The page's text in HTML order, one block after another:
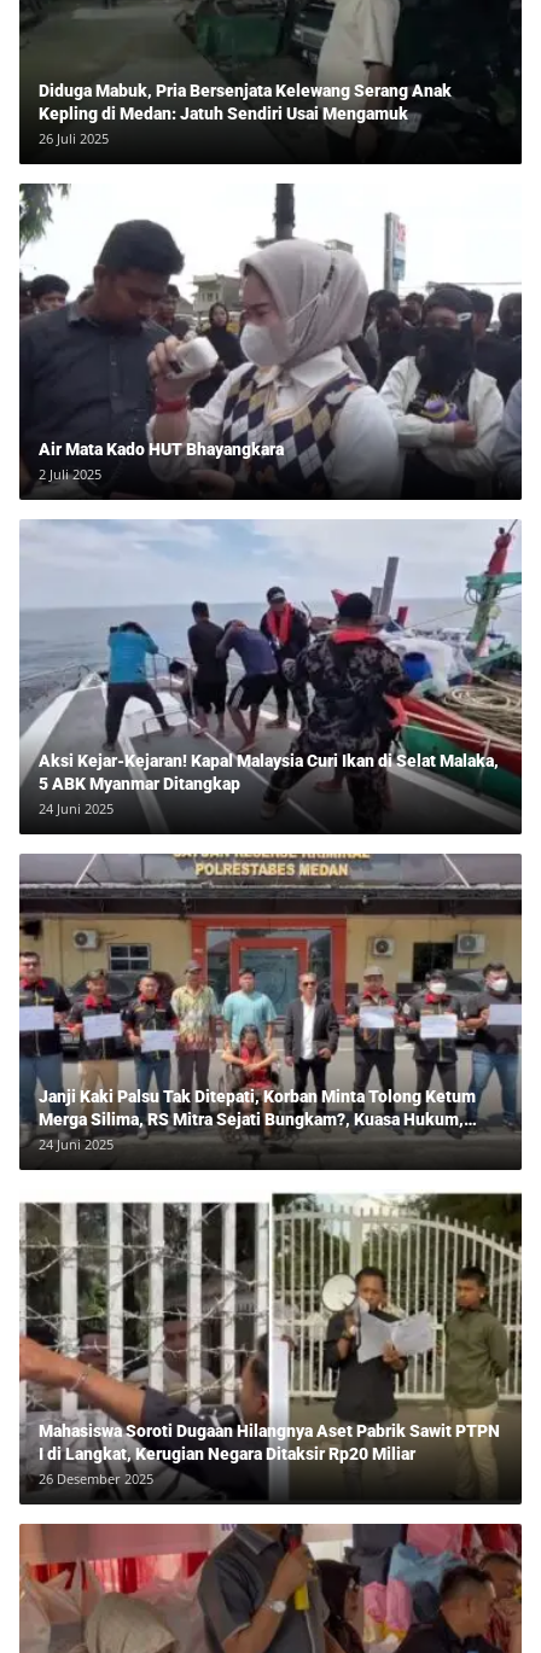
Diduga Mabuk, Pria Bersenjata Kelewang Serang Anak
Kepling di Medan: Jatuh Sendiri Usai Mengamuk
26 Juli 2025
Air Mata Kado HUT Bhayangkara
2 Juli 2025
Aksi Kejar-Kejaran! Kapal Malaysia Curi Ikan di Selat Malaka,
5 ABK Myanmar Ditangkap
24 Juni 2025
Janji Kaki Palsu Tak Ditepati, Korban Minta Tolong Ketum
Merga Silima, RS Mitra Sejati Bungkam?, Kuasa Hukum,
Hans Silalahi Dampingi Julita Cari Keadilan
24 Juni 2025
Mahasiswa Soroti Dugaan Hilangnya Aset Pabrik Sawit PTPN
I di Langkat, Kerugian Negara Ditaksir Rp20 Miliar
26 Desember 2025